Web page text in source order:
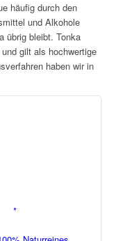
häufig durch den
und Alkohole
übrig bleibt. Tonka
gilt als hochwertige
haben wir in